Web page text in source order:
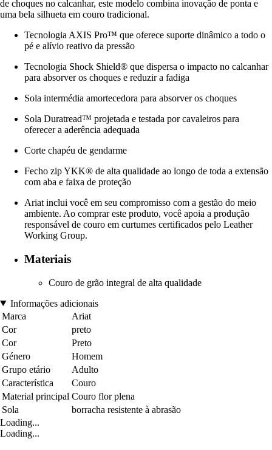
de choques no calcanhar, este modelo combina inovação de ponta e
uma bela silhueta em couro tradicional.
Tecnologia AXIS Pro™ que oferece suporte dinâmico a todo o
pé e alívio reativo da pressão
Tecnologia Shock Shield® que dispersa o impacto no calcanhar
para absorver os choques e reduzir a fadiga
Sola intermédia amortecedora para absorver os choques
Sola Duratread™ projetada e testada por cavaleiros para
oferecer a aderência adequada
Corte chapéu de gendarme
Fecho zip YKK® de alta qualidade ao longo de toda a extensão
com aba e faixa de proteção
Ariat inclui você em seu compromisso com a gestão do meio
ambiente. Ao comprar este produto, você apoia a produção
responsável de couro em curtumes certificados pelo Leather
Working Group.
Materiais
Couro de grão integral de alta qualidade
Informações adicionais
Marca
Ariat
Cor
preto
Cor
Preto
Género
Homem
Grupo etário
Adulto
Característica
Couro
Material principal Couro flor plena
Sola
borracha resistente à abrasão
Loading...
Loading...